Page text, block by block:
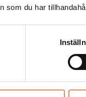
som du har